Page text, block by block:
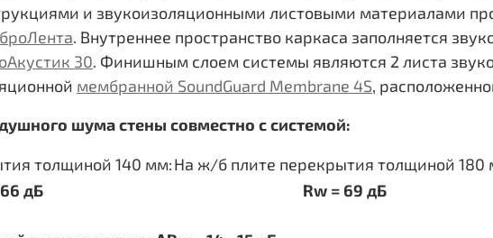
и звукоизоляционными листовыми материалами
. Внутреннее пространство каркаса заполняется
30. Финишным слоем системы являются 2 листа
мембранной SoundGuard Membrane 4S,
шума стены совместно с системой:
толщиной 140 мм:На ж/б плите перекрытия толщиной 180
дБ
Rw = 69 дБ